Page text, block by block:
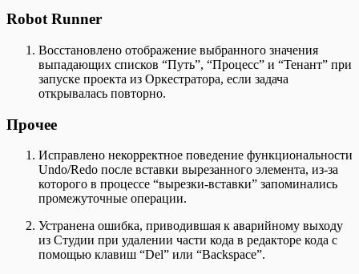
Robot Runner
Восстановлено отображение выбранного значения
выпадающих списков “Путь”, “Процесс” и “Тенант” при
запуске проекта из Оркестратора, если задача
открывалась повторно.
Прочее
Исправлено некорректное поведение функциональности
Undo/Redo после вставки вырезанного элемента, из-за
которого в процессе “вырезки-вставки” запоминались
промежуточные операции.
Устранена ошибка, приводившая к аварийному выходу
из Студии при удалении части кода в редакторе кода с
помощью клавиш “Del” или “Backspace”.